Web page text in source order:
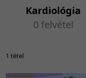
Kardiológia
0 felvétel
1 tétel